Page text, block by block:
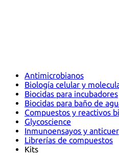
Antimicrobianos
Biología celular y
Biocidas para incubadores
Biocidas para baño de
Compuestos y reactivos
Glycoscience
Inmunoensayos y
Librerías de compuestos
Kits